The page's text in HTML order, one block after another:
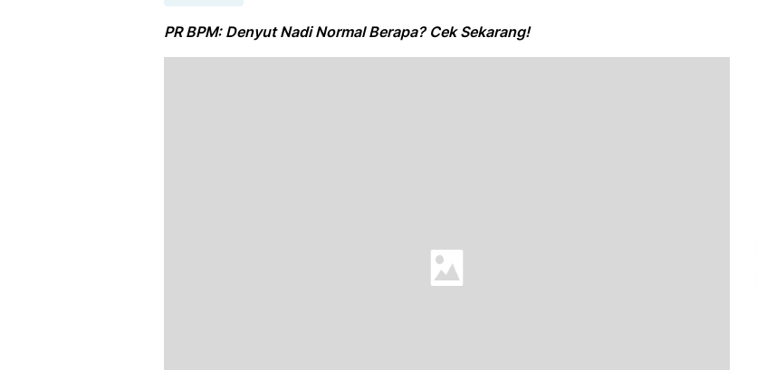
PR BPM: Denyut Nadi Normal Berapa? Cek Sekarang!